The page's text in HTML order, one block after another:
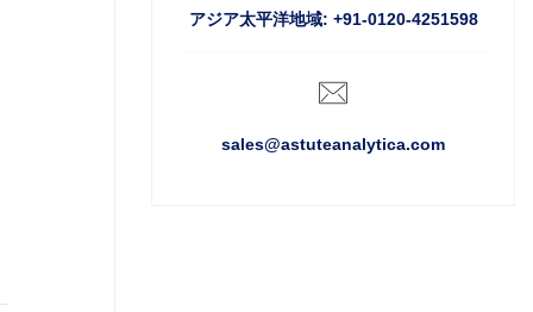
アジア太平洋地域: +91-0120-4251598
sales@astuteanalytica.com